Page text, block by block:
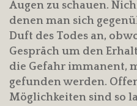
Augen zu schauen.
denen man sich
Duft des Todes an,
Gespräch um den
die Gefahr immanent,
gefunden werden.
Möglichkeiten sind so